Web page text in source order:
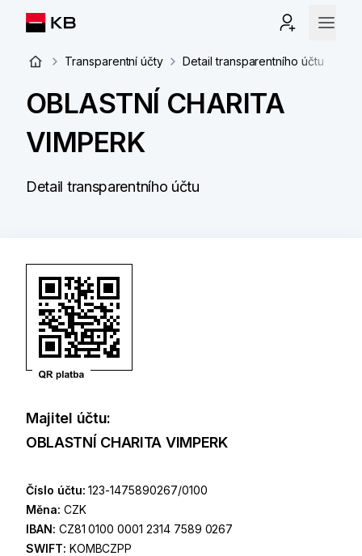
Transparentní účty Detail transparentního účtu
OBLASTNÍ CHARITA
VIMPERK
Detail transparentního účtu
Majitel účtu:
OBLASTNÍ CHARITA VIMPERK
Číslo účtu:123-1475890267/0100
Měna: CZK
IBAN: CZ81 0100 0001 2314 7589 0267
SWIFT: KOMBCZPP